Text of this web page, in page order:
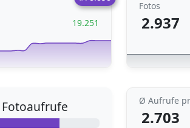
19.251
Fotos
2.937
Fotoaufrufe Ø Aufrufe
2.703